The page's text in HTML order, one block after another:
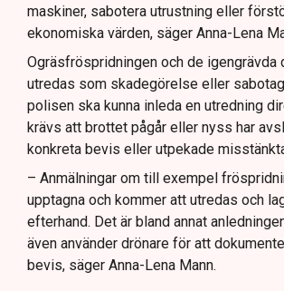
maskiner, sabotera utrustning eller
ekonomiska värden, säger Anna-Lena
Ogräsfröspridningen och de igengrävda
utredas som skadegörelse eller
polisen ska kunna inleda en utredning
krävs att brottet pågår eller nyss har
konkreta bevis eller utpekade
– Anmälningar om till exempel
upptagna och kommer att utredas och
efterhand. Det är bland annat
även använder drönare för att
bevis, säger Anna-Lena Mann.